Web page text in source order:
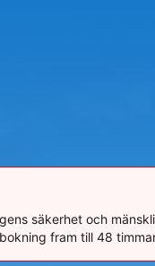
säkerhet och
fram till 48